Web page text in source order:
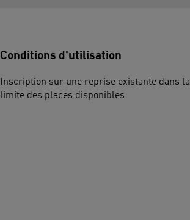
Conditions d'utilisation
Inscription sur une reprise existante dans la
limite des places disponibles